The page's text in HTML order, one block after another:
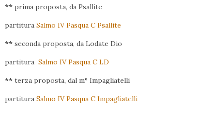
** prima proposta, da Psallite
partitura Salmo IV Pasqua C Psallite
** seconda proposta, da Lodate Dio
partitura Salmo IV Pasqua C LD
** terza proposta, dal m° Impagliatelli
partitura Salmo IV Pasqua C Impagliatelli